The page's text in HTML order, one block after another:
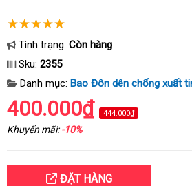
Tình trạng: Còn hàng
Sku: 2355
Danh mục: Bao Đôn dên chống xuất
400.000₫ 444.000₫
Khuyến mãi:-10%
ĐẶT HÀNG